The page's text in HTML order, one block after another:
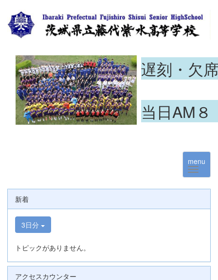
遅刻・欠
当日AM
menu
新着
3日分
トピックがありません。
アクセスカウンター